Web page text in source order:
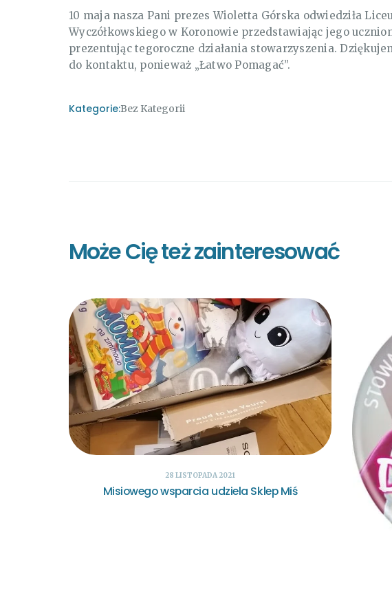
10 maja nasza Pani prezes Wioletta Górska odwiedziła
Wyczółkowskiego w Koronowie przedstawiając jego
prezentując tegoroczne działania stowarzyszenia.
do kontaktu, ponieważ „Łatwo Pomagać”.
Kategorie:Bez Kategorii
Może Cię też zainteresować
28 LISTOPADA 2021
Misiowego wsparcia udziela Sklep Miś